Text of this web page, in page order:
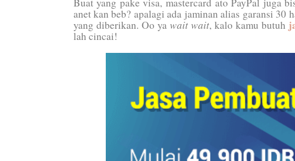
anet kan beb? apalagi ada jaminan alias garansi 30
yang diberikan. Oo ya wait wait, kalo kamu butuh
lah cincai!